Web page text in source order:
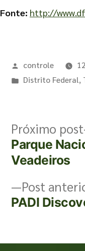
Fonte: http://
controle
Distrito Federal,
Post
PADI
Próximo post
Parque
Veadeiros